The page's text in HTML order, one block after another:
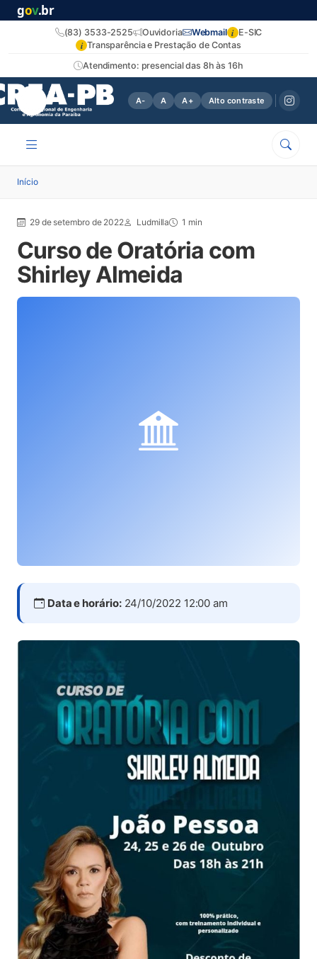
gov.br
Atendimento: presencial das 8h às 16h
(83) 3533-2525 Ouvidoria Webmail i E-SIC
i Transparência e Prestação de Contas
A- A A+ Alto contraste
Início
29 de setembro de 2022 Ludmilla 1 min
Curso de Oratória com
Shirley Almeida
Data e horário:24/10/2022 12:00 am